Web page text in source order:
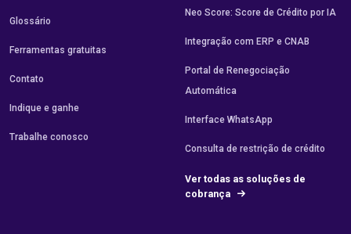
Glossário
Ferramentas gratuitas
Contato
Indique e ganhe
Trabalhe conosco
Neo Score: Score de Crédito por IA
Integração com ERP e CNAB
Portal de Renegociação
Automática
Interface WhatsApp
Consulta de restrição de crédito
Ver todas as soluções de
cobrança